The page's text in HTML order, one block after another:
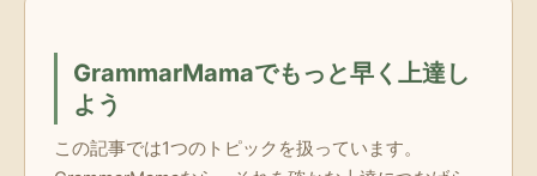
GrammarMamaでもっと早く上達し
よう
この記事では1つのトピックを扱っています。